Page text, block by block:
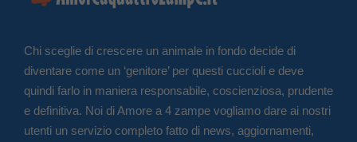
Chi sceglie di crescere un animale in fondo decide di
diventare come un ‘genitore’ per questi cuccioli e deve
quindi farlo in maniera responsabile, coscienziosa, prudente
e definitiva. Noi di Amore a 4 zampe vogliamo dare ai nostri
utenti un servizio completo fatto di news, aggiornamenti,